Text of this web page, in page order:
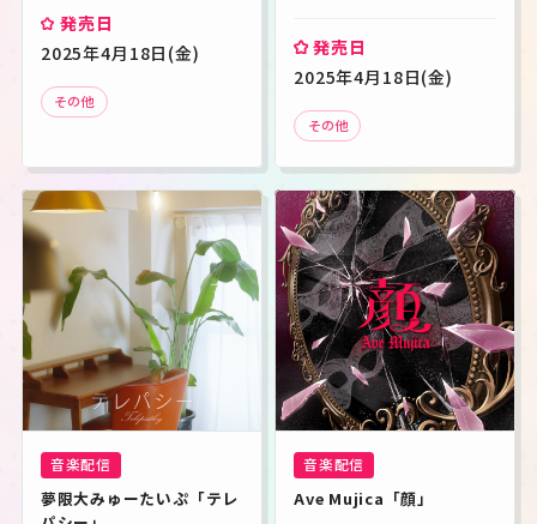
発売日
2025年4月18日(金)
その他
発売日
2025年4月18日(金)
その他
音楽配信
夢限大みゅーたいぷ「テレ
音楽配信
Ave Mujica「顔」